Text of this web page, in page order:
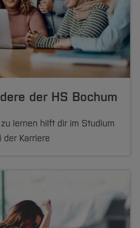
der HS Bochum
lernen hilft dir im Studium
der Karriere